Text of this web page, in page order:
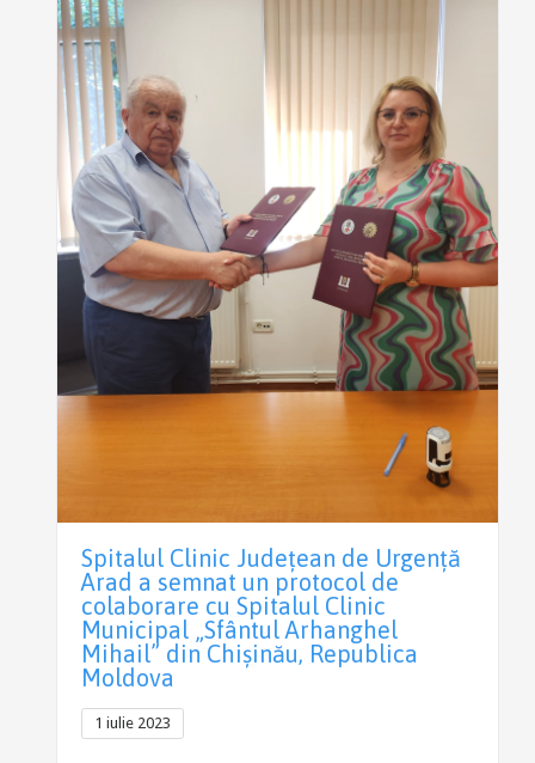
Spitalul Clinic Județean de Urgență
Arad a semnat un protocol de
colaborare cu Spitalul Clinic
Municipal „Sfântul Arhanghel
Mihail” din Chișinău, Republica
Moldova
1 iulie 2023